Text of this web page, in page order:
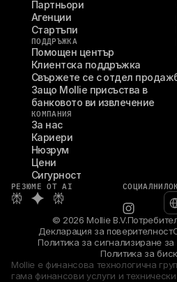
Партньори
Агенции
Стартъпи
ПОДДРЪЖКА
Помощен център
Клиентска поддръжка
Свържете се с отдел
Защо Mollie присъства в
банковото ви извлечение
КОМПАНИЯ
За нас
Кариери
Нюзрум
Цени
Сигурност
РЕЗЮМЕ ОТ AI СОЦИАЛНИ
© 2026 Mollie B.V.
Декларация за поверителност
Политика за сигнализиране
Политика за
Mollie е финансова технологична
гама финансови услуги и